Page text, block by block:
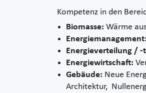
Kompetenz in den
Biomasse: Wärme
Energiemanagement:
Energieverteilung / -
Energiewirtschaft:
Gebäude: Neue
Architektur,